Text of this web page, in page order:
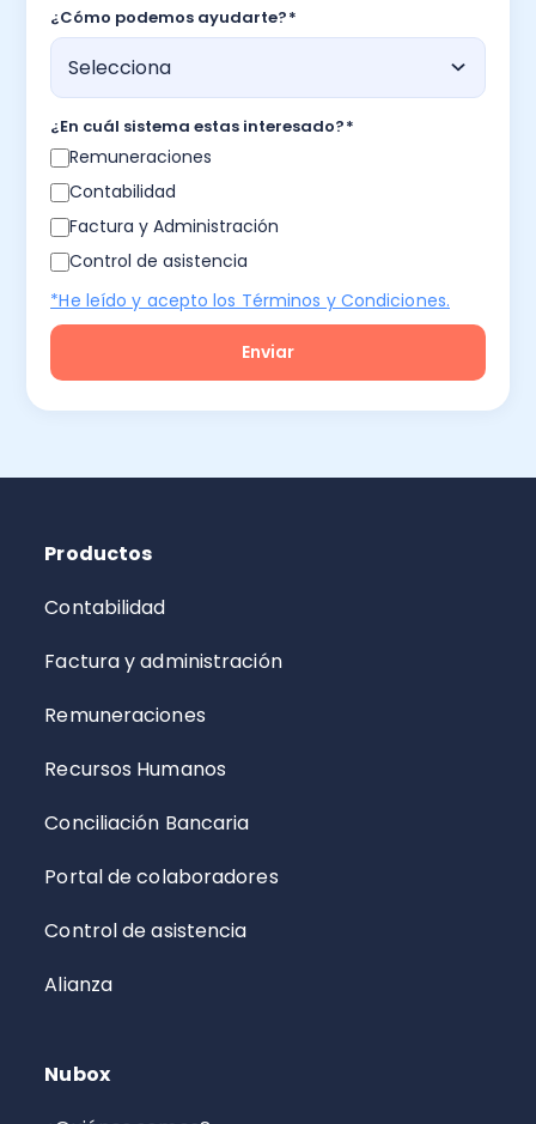
¿Cómo podemos ayudarte?*
¿En cuál sistema estas interesado?*
Remuneraciones
Contabilidad
Factura y Administración
Control de asistencia
*He leído y acepto los Términos y Condiciones.
Productos
Contabilidad
Factura y administración
Remuneraciones
Recursos Humanos
Conciliación Bancaria
Portal de colaboradores
Control de asistencia
Alianza
Nubox